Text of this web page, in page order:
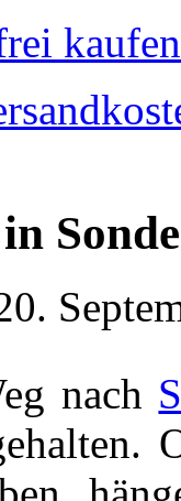
kaufen
nach